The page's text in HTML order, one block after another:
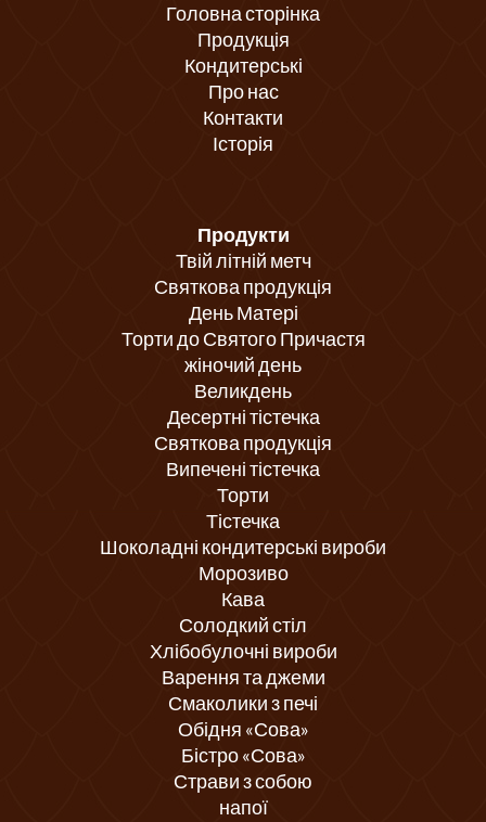
Головна сторінка
Продукція
Кондитерські
Про нас
Контакти
Історія
Продукти
Твій літній метч
Святкова продукція
День Матері
Торти до Святого Причастя
жіночий день
Великдень
Десертні тістечка
Святкова продукція
Випечені тістечка
Торти
Тістечка
Шоколадні кондитерські вироби
Морозиво
Кава
Солодкий стіл
Хлібобулочні вироби
Варення та джеми
Смаколики з печі
Обідня «Сова»
Бістро «Сова»
Страви з собою
напої